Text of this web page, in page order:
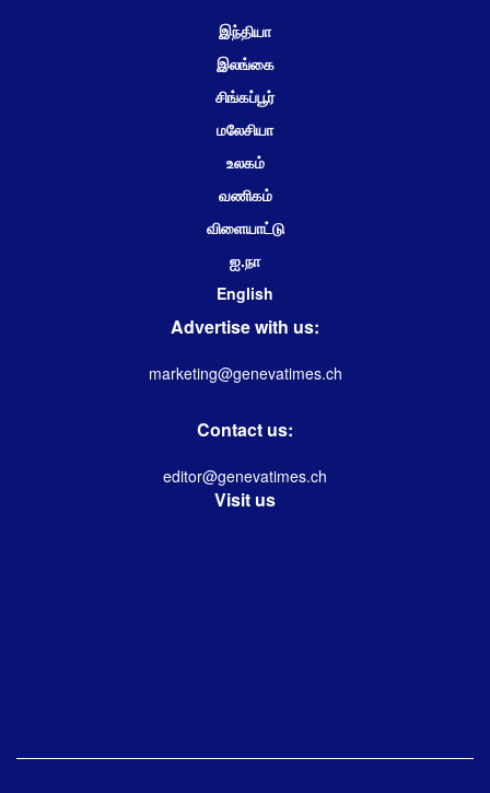
இந்தியா
இலங்கை
சிங்கப்பூர்
மலேசியா
உலகம்
வணிகம்
விளையாட்டு
ஐ.நா
English
Advertise with us:
marketing@genevatimes.ch
Contact us:
editor@genevatimes.ch
Visit us